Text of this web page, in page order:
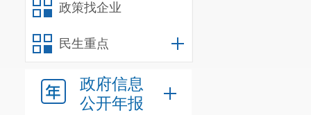
政策找企业
民生重点
政府信息
公开年报